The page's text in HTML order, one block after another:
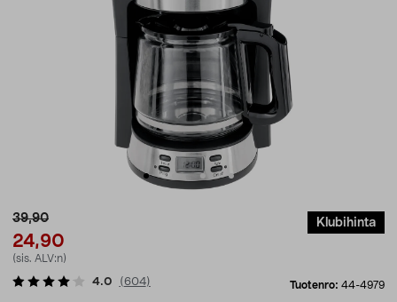
39,90
24,90
(sis. ALV:n)
Klubihinta
Tuotenro: 44-4979
4.0 (604)